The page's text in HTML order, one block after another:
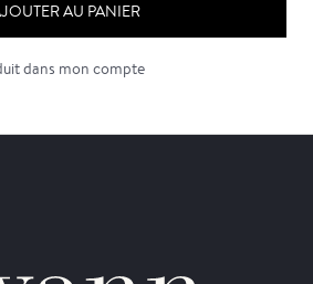
AU PANIER
dans mon compte